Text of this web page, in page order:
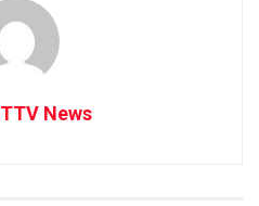
News